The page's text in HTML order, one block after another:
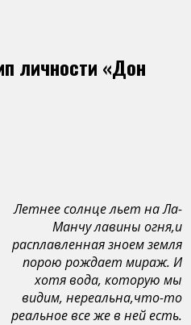
личности «Дон
Летнее солнце льет на Ла-
Манчу лавины огня,и
расплавленная зноем земля
порою рождает мираж. И
хотя вода, которую мы
видим, нереальна,что-то
реальное все же в ней есть.